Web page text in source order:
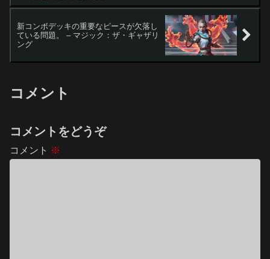
新コンボデッキの重要なピースが欠落し
ている問題。 – マジック：ザ・ギャザリ
ング
コメント
コメントをどうぞ
コメント ※